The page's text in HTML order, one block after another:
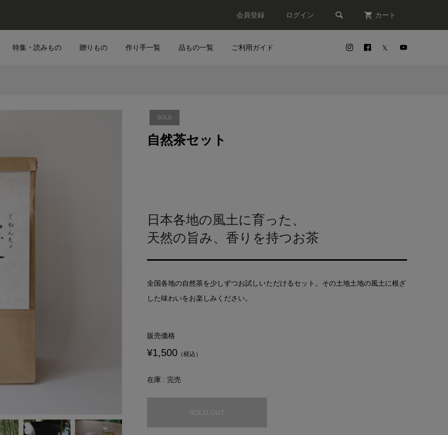
会員登録 ログイン  カート
特集・読みもの 贈りもの 作り手一覧 品もの一覧 ご利用ガイド
SOLD
自然茶セット
日本各地の風土に育った、
天然の旨み、香りを持つお茶
全国各地の自然茶を少しずつお試しいただけるセット。その土地土地の風土に根ざ
した味わいをお楽しみください。
販売価格
¥1,500 （税込）
在庫 : 完売
SOLD OUT